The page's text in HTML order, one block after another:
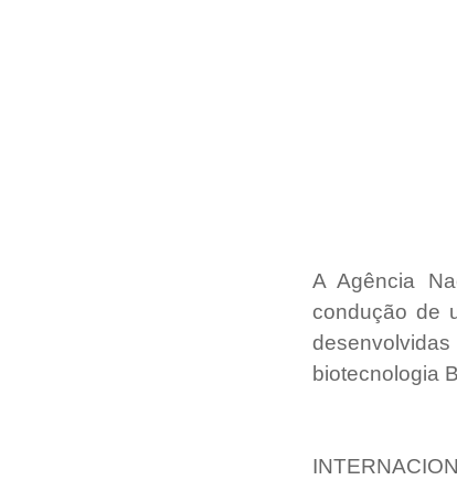
A Agência
condução de
biotecnologia